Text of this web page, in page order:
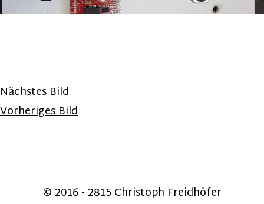
Nächstes Bild
Vorheriges Bild
© 2016 - 2815 Christoph Freidhöfer